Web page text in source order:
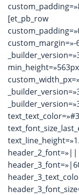
[et_pb_row